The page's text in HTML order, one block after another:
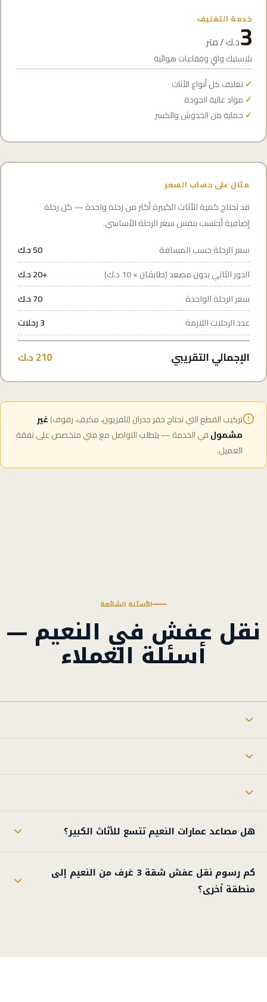
خدمة التغليف
3د.ك / متر
بلاستيك واقٍ وفقاعات هوائية
تغليف كل أنواع الأثاث
مواد عالية الجودة
حماية من الخدوش والكسر
مثال على حساب السعر
قد تحتاج كمية الأثاث الكبيرة أكثر من رحلة واحدة — كل رحلة
إضافية تُحتسب بنفس سعر الرحلة الأساسي.
سعر الرحلة حسب المسافة
50 د.ك
الدور الثاني بدون مصعد (طابقان × 10 د.ك)
+20 د.ك
سعر الرحلة الواحدة
70 د.ك
عدد الرحلات اللازمة
3 رحلات
الإجمالي التقريبي 210 د.ك
تركيب القطع التي تحتاج حفر جدران (تلفزيون، مكيف، رفوف)غير
مشمولفي الخدمة — يتطلب التواصل مع فني متخصص على نفقة
العميل.
الأسئلة الشائعة
نقل عفش في النعيم —
أسئلة العملاء
هل مصاعد عمارات النعيم تتسع للأثاث الكبير؟
كم رسوم نقل عفش شقة 3 غرف من النعيم إلى
منطقة أخرى؟